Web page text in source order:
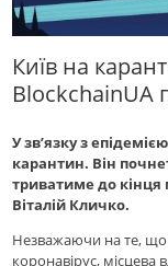
Київ на
BlockchainUA
У зв’язку з
карантин. Він
триватиме до кінця
Віталій Кличко.
Незважаючи на те, що
коронавірус, місцева